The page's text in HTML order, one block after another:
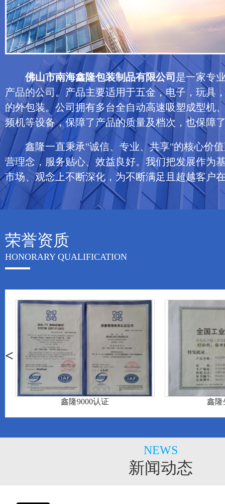
佛山市南海鑫隆包装制品有限公司 是一家专
产品的公司。产品主要适用于五金，电子，玩具
的外包装。公司拥有多台全自动高速吸塑成型机
频机等设备，保障了产品的质量及档次，也保障
鑫隆一直秉承"诚信、专业、共享"的核心价
营理念，服务贴心、效益良好。我们把发展作为
市场、观念上不断深化，为不断满足且超越客户
荣誉资质
HONORARY QUALIFICATION
<
鑫隆9000认证 鑫隆
NEWS
新闻动态